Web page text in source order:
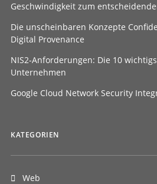
Geschwindigkeit zum
Die unscheinbaren Konzepte
Digital Provenance
NIS2-Anforderungen: Die 10
Unternehmen
Google Cloud Network Security
KATEGORIEN
Web